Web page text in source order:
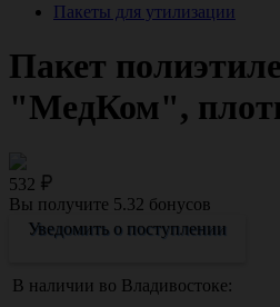
Пакеты для утилизации
Пакет
"МедКом",
532
Вы получите 5.32 бонусов
Уведомить о поступлении
В наличии во Владивостоке: